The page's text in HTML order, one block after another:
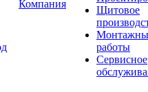
Щитовое
работы
Сервисное